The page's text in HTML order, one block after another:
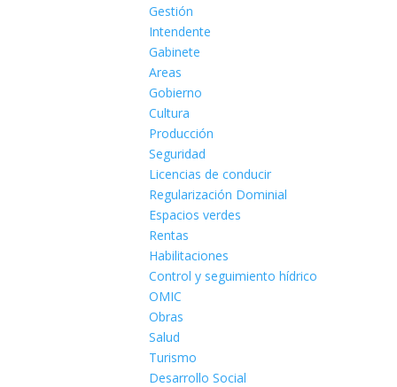
Gestión
Intendente
Gabinete
Areas
Gobierno
Cultura
Producción
Seguridad
Licencias de conducir
Regularización Dominial
Espacios verdes
Rentas
Habilitaciones
Control y seguimiento hídrico
OMIC
Obras
Salud
Turismo
Desarrollo Social